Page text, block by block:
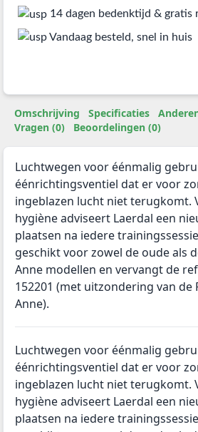
14 dagen bedenktijd & gratis
Vandaag besteld, snel in huis
Omschrijving Specificaties
Vragen (0)
Beoordelingen (0)
Luchtwegen voor éénmalig
éénrichtingsventiel dat er voor
ingeblazen lucht niet terugkomt.
hygiène adviseert Laerdal een
plaatsen na iedere
geschikt voor zowel de oude als
Anne modellen en vervangt de
152201 (met uitzondering van de
Anne).
Luchtwegen voor éénmalig
éénrichtingsventiel dat er voor
ingeblazen lucht niet terugkomt.
hygiène adviseert Laerdal een
plaatsen na iedere